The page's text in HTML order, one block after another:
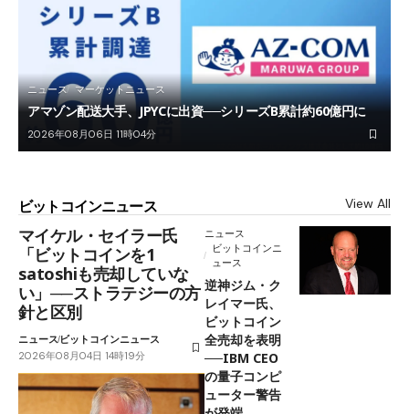
ニュース マーケットニュース
アマゾン配送大手、JPYCに出資──シリーズB累計約60億円に
2026年08月06日 11時04分
ビットコインニュース View All
マイケル・セイラー氏
「ビットコインを1
satoshiも売却していな
い」──ストラテジーの方
針と区別
ニュースビットコインニュース
2026年08月04日 14時19分
ニュース
ビットコインニ
ュース
逆神ジム・ク
レイマー氏、
ビットコイン
全売却を表明
──IBM CEO
の量子コンピ
ューター警告